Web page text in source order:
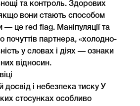
та контроль. Здорових
вони стають способом
це red flag. Маніпуляції та
почуттів партнера, «холодно-
у словах і діях — ознаки
відносин.
досвід і небезпека тиску У
стосунках особливо